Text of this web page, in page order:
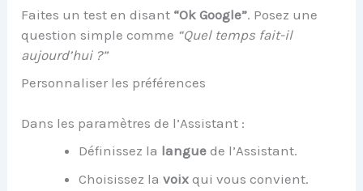
Faites un test en disant “Ok Google”. Posez une
question simple comme “Quel temps fait-il
aujourd’hui ?”
Personnaliser les préférences
Dans les paramètres de l’Assistant :
Définissez la langue de l’Assistant.
Choisissez lavoix qui vous convient.